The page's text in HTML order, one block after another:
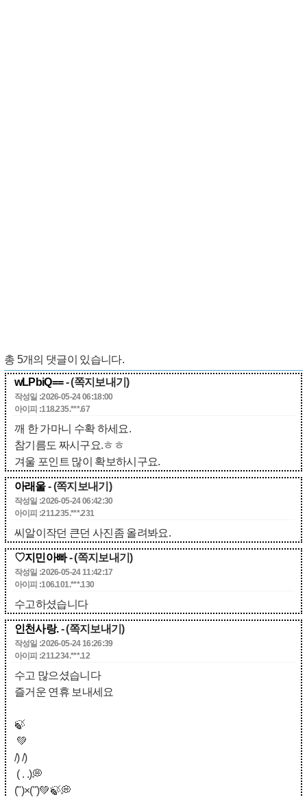
총 5개의 댓글이 있습니다.
wLPbiQ==- (쪽지보내기)
작성일 :2026-05-24 06:18:00
아이피 :118.235.***.67
깨 한 가마니 수확 하세요.
참기름도 짜시구요.ㅎㅎ
겨울 포인트 많이 확보하시구요.
아래울- (쪽지보내기)
작성일 :2026-05-24 06:42:30
아이피 :211.235.***.231
씨알이작던 큰던 사진좀 올려봐요.
♡지민아빠- (쪽지보내기)
작성일 :2026-05-24 11:42:17
아이피 :106.101.***.130
수고하셨습니다
인천사랑.- (쪽지보내기)
작성일 :2026-05-24 16:26:39
아이피 :211.234.***.12
수고 많으셨습니다
즐거운 연휴 보내세요
🍃
💚
/) /)
( . .)💭
(")×(")💚🍃💭